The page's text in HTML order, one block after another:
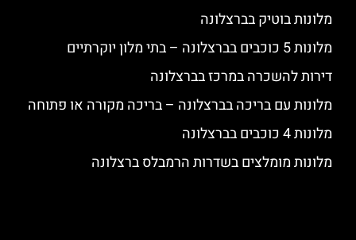
מלונות בוטיק בברצלונה
מלונות 5 כוכבים בברצלונה – בתי מלון יוקרתיים
דירות להשכרה במרכז בברצלונה
מלונות עם בריכה בברצלונה – בריכה מקורה או פתוחה
מלונות 4 כוכבים בברצלונה
מלונות מומלצים בשדרות הרמבלס ברצלונה